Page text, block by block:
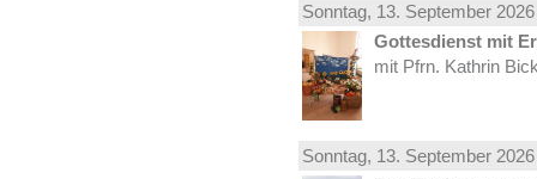
Sonntag, 13. September
Gottesdienst mit
mit Pfrn. Kathrin
Sonntag, 13. September